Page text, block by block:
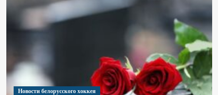
Новости белорусского хоккея